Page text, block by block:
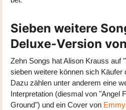
Sieben weitere
Deluxe-Version
Zehn Songs hat Alison Krauss auf
sieben weitere können sich Käufer
Dazu zählen unter anderem eine
Interpretation (diesmal von "Angel
Ground") und ein Cover von